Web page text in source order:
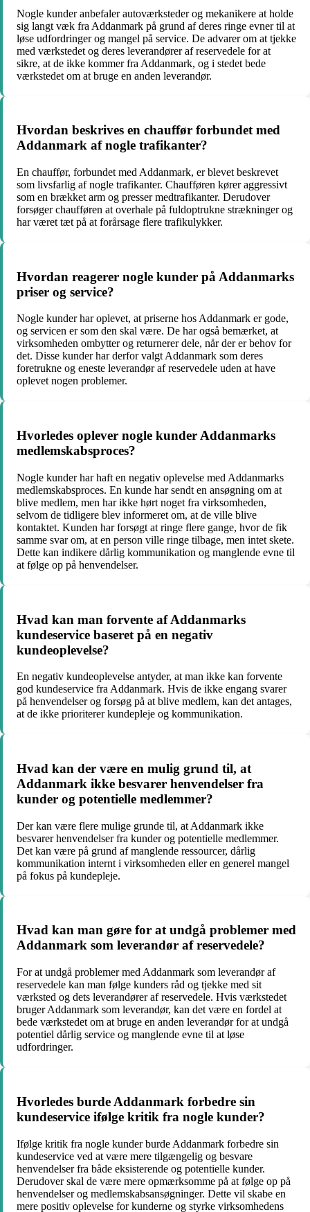
Nogle kunder anbefaler autoværksteder og mekanikere at holde
sig langt væk fra Addanmark på grund af deres ringe evner til at
løse udfordringer og mangel på service. De advarer om at tjekke
med værkstedet og deres leverandører af reservedele for at
sikre, at de ikke kommer fra Addanmark, og i stedet bede
værkstedet om at bruge en anden leverandør.
Hvordan beskrives en chauffør forbundet med
Addanmark af nogle trafikanter?
En chauffør, forbundet med Addanmark, er blevet beskrevet
som livsfarlig af nogle trafikanter. Chaufføren kører aggressivt
som en brækket arm og presser medtrafikanter. Derudover
forsøger chaufføren at overhale på fuldoptrukne strækninger og
har været tæt på at forårsage flere trafikulykker.
Hvordan reagerer nogle kunder på Addanmarks
priser og service?
Nogle kunder har oplevet, at priserne hos Addanmark er gode,
og servicen er som den skal være. De har også bemærket, at
virksomheden ombytter og returnerer dele, når der er behov for
det. Disse kunder har derfor valgt Addanmark som deres
foretrukne og eneste leverandør af reservedele uden at have
oplevet nogen problemer.
Hvorledes oplever nogle kunder Addanmarks
medlemskabsproces?
Nogle kunder har haft en negativ oplevelse med Addanmarks
medlemskabsproces. En kunde har sendt en ansøgning om at
blive medlem, men har ikke hørt noget fra virksomheden,
selvom de tidligere blev informeret om, at de ville blive
kontaktet. Kunden har forsøgt at ringe flere gange, hvor de fik
samme svar om, at en person ville ringe tilbage, men intet skete.
Dette kan indikere dårlig kommunikation og manglende evne til
at følge op på henvendelser.
Hvad kan man forvente af Addanmarks
kundeservice baseret på en negativ
kundeoplevelse?
En negativ kundeoplevelse antyder, at man ikke kan forvente
god kundeservice fra Addanmark. Hvis de ikke engang svarer
på henvendelser og forsøg på at blive medlem, kan det antages,
at de ikke prioriterer kundepleje og kommunikation.
Hvad kan der være en mulig grund til, at
Addanmark ikke besvarer henvendelser fra
kunder og potentielle medlemmer?
Der kan være flere mulige grunde til, at Addanmark ikke
besvarer henvendelser fra kunder og potentielle medlemmer.
Det kan være på grund af manglende ressourcer, dårlig
kommunikation internt i virksomheden eller en generel mangel
på fokus på kundepleje.
Hvad kan man gøre for at undgå problemer med
Addanmark som leverandør af reservedele?
For at undgå problemer med Addanmark som leverandør af
reservedele kan man følge kunders råd og tjekke med sit
værksted og dets leverandører af reservedele. Hvis værkstedet
bruger Addanmark som leverandør, kan det være en fordel at
bede værkstedet om at bruge en anden leverandør for at undgå
potentiel dårlig service og manglende evne til at løse
udfordringer.
Hvorledes burde Addanmark forbedre sin
kundeservice ifølge kritik fra nogle kunder?
Ifølge kritik fra nogle kunder burde Addanmark forbedre sin
kundeservice ved at være mere tilgængelig og besvare
henvendelser fra både eksisterende og potentielle kunder.
Derudover skal de være mere opmærksomme på at følge op på
henvendelser og medlemskabsansøgninger. Dette vil skabe en
mere positiv oplevelse for kunderne og styrke virksomhedens